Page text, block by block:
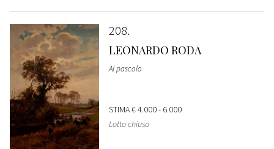
208
LEONARDO RODA
Al pascolo
STIMA€ 4.000 - 6.000
Lotto chiuso